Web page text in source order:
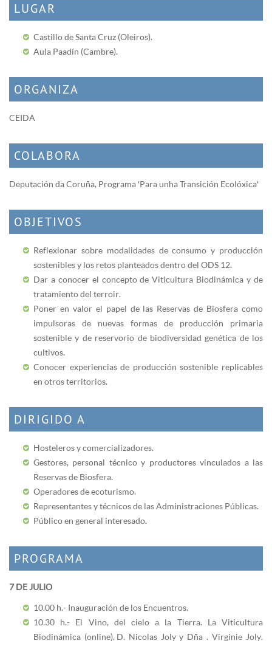
LUGAR
Castillo de Santa Cruz (Oleiros).
Aula Paadín (Cambre).
ORGANIZA
CEIDA
COLABORA
Deputación da Coruña, Programa 'Para unha Transición Ecolóxica'
OBJETIVOS
Reflexionar sobre modalidades de consumo y producción
sostenibles y los retos planteados dentro del ODS 12.
Dar a conocer el concepto de Viticultura Biodinámica y de
tratamiento del terroir.
Poner en valor el papel de las Reservas de Biosfera como
impulsoras de nuevas formas de producción primaria
sostenible y de reservorio de biodiversidad genética de los
cultivos.
Conocer experiencias de producción sostenible replicables
en otros territorios.
DIRIGIDO A
Hosteleros y comercializadores.
Gestores, personal técnico y productores vinculados a las
Reservas de Biosfera.
Operadores de ecoturismo.
Representantes y técnicos de las Administraciones Públicas.
Público en general interesado.
PROGRAMA
7 DE JULIO
10.00 h.- Inauguración de los Encuentros.
10.30 h.- El Vino, del cielo a la Tierra. La Viticultura
Biodinámica (online). D. Nicolas Joly y Dña . Virginie Joly.